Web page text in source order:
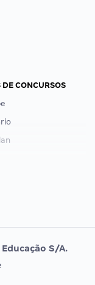
DE CONCURSOS
ORDEM
S/A.